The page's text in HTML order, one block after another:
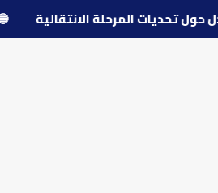
حول تحديات المرحلة الانتقالية